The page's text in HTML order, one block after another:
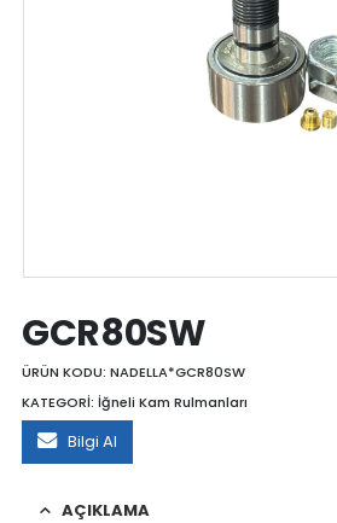
GCR80SW
ÜRÜN KODU: NADELLA*GCR80SW
KATEGORİ: İğneli Kam Rulmanları
Bilgi Al
AÇIKLAMA